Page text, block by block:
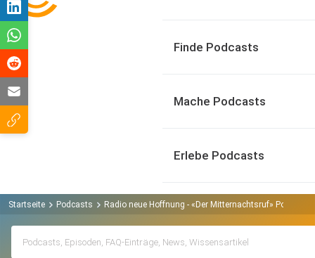
Finde Podcasts
Mache Podcasts
Erlebe Podcasts
Startseite Podcasts Radio neue Hoffnung - «Der Mitternachtsruf» Podcast